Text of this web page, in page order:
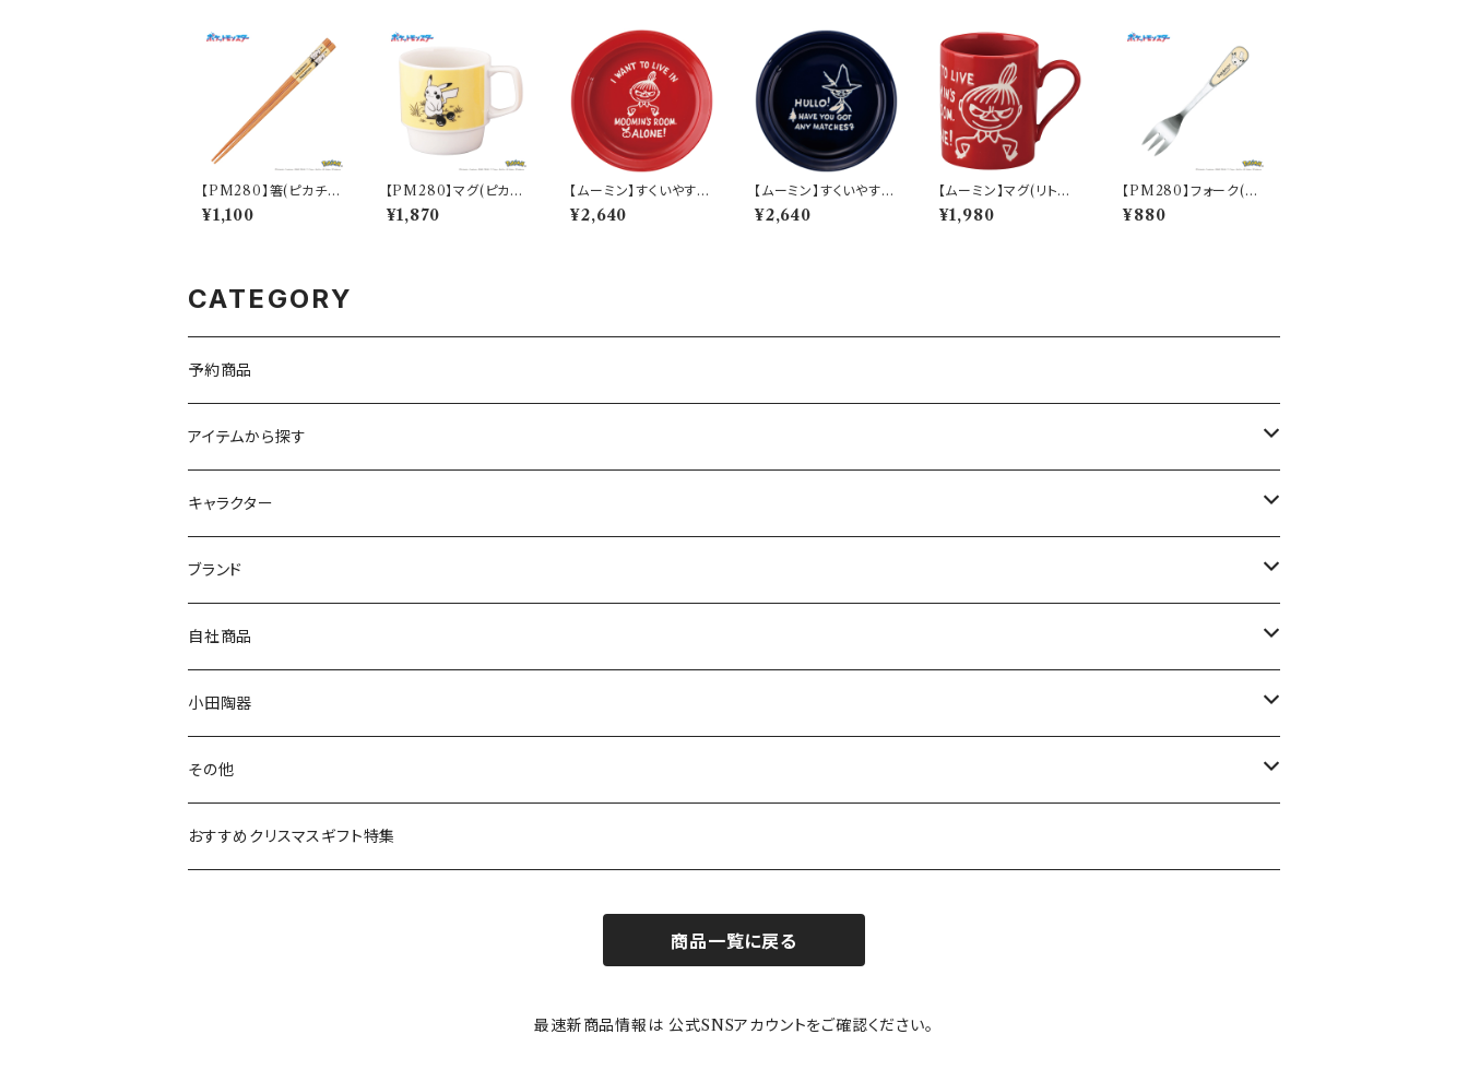
【PM280】箸(ピカチュ
ウ)【Daily Sketch】P
M284-840
¥1,100
【PM280】マグ(ピカチ
ュウ)【Daily Sketch】P
M284-11
¥1,870
【ムーミン】すくいやすい
カレー皿（リトルミィ）
【MM9000】MM900
¥2,640
【ムーミン】すくいやすい
カレー皿（スナフキン）
【MM9000】MM900
¥2,640
【ムーミン】マグ(リトルミ
ィ）【MM9000】MM9
002-11
¥1,980
【PM280】フォーク(ピ
カチュウ)【Daily Sketc
h】PM284-851
¥880
CATEGORY
予約商品
アイテムから探す
九谷焼
マグ＆カップ
プレート
ボウル
ガラスウェア
カトラリー
キャラクター
ムーミン
80th記念アイテム
リトルミイの日記念アイテム
MOOMIN ANIMATION
スヌーピー
ピーターラビット
ポケットモンスター
ブランド
LA AMYS(エミーズ)
LISA LARSON(リサラーソン)
LAURA ASHLEY(ローラ アシュレイ)
Finlayson(フィンレイソン)
自社商品
ねこ企画
Cecera(セセラ)
CELEC(セレック)
小田陶器
さざなみ
吉祥
その他
リサイクル食器
おすすめクリスマスギフト特集
商品一覧に戻る
最速新商品情報は 公式SNSアカウントをご確認ください。